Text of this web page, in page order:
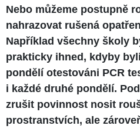
Nebo můžeme postupně
nahrazovat rušená
Například všechny školy
prakticky ihned, kdyby
pondělí otestováni PCR
i každé druhé pondělí.
zrušit povinnost nosit
prostranstvích, ale